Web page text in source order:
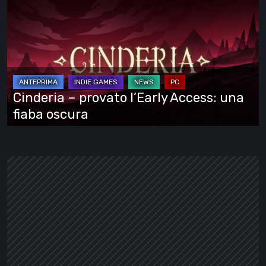
provato
l’Early
Access:
una
fiaba
oscura
Cinderia – provato l’Early Access: una
fiaba oscura